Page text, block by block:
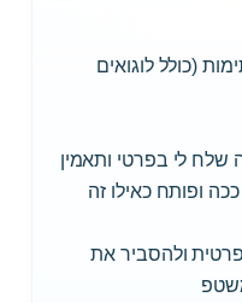
(כולל לוגואים
שלח לי בפרטי ותאמין
ופותח כאילו זה
פרטית ולהסביר את